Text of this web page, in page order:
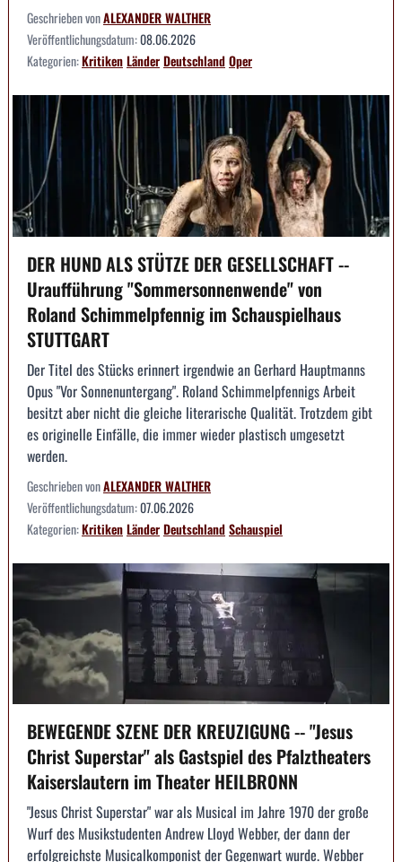
Geschrieben vonALEXANDER WALTHER
Veröffentlichungsdatum:08.06.2026
Kategorien:KritikenLänderDeutschlandOper
DER HUND ALS STÜTZE DER GESELLSCHAFT --
Uraufführung "Sommersonnenwende" von
Roland Schimmelpfennig im Schauspielhaus
STUTTGART
Der Titel des Stücks erinnert irgendwie an Gerhard Hauptmanns
Opus "Vor Sonnenuntergang". Roland Schimmelpfennigs Arbeit
besitzt aber nicht die gleiche literarische Qualität. Trotzdem gibt
es originelle Einfälle, die immer wieder plastisch umgesetzt
werden.
Geschrieben vonALEXANDER WALTHER
Veröffentlichungsdatum:07.06.2026
Kategorien:KritikenLänderDeutschlandSchauspiel
BEWEGENDE SZENE DER KREUZIGUNG -- "Jesus
Christ Superstar" als Gastspiel des Pfalztheaters
Kaiserslautern im Theater HEILBRONN
"Jesus Christ Superstar" war als Musical im Jahre 1970 der große
Wurf des Musikstudenten Andrew Lloyd Webber, der dann der
erfolgreichste Musicalkomponist der Gegenwart wurde. Webber